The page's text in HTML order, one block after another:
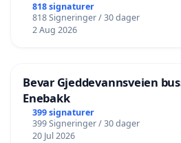
818 signaturer
818 Signeringer / 30 dager
2 Aug 2026
Bevar Gjeddevannsveien
Enebakk
399 signaturer
399 Signeringer / 30 dager
20 Jul 2026